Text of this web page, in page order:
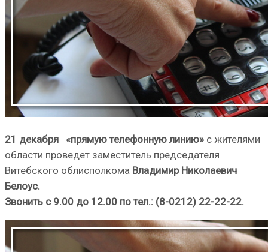
21 декабря «прямую телефонную линию» с жителями
области проведет заместитель председателя
Витебского облисполкома Владимир Николаевич
Белоус.
Звонить с 9.00 до 12.00 по тел.: (8-0212) 22-22-22.